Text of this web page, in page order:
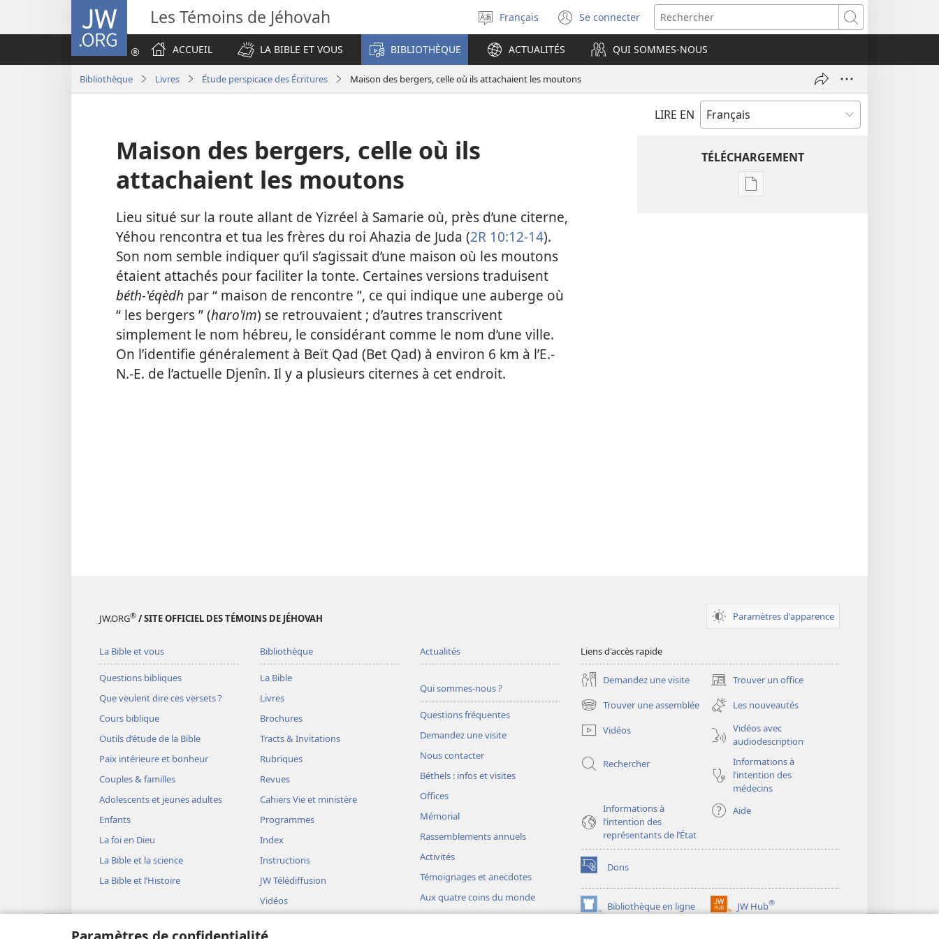
JW.ORG Les Témoins de Jéhovah
Sélectionner
la
langue
Français Se connecter
(ouvre
une
nouvelle
fenêtre)
Rechercher
ACCUEIL
LA BIBLE ET VOUS BIBLIOTHÈQUE ACTUALITÉS QUI SOMMES-NOUS
Bibliothèque Livres Étude perspicace des Écritures Maison des bergers, celle où ils attachaient les moutons
LIRE EN
Maison des bergers, celle où ils
attachaient les moutons
Lieu situé sur la route allant de Yizréel à Samarie où, près d’une citerne,
Yéhou rencontra et tua les frères du roi Ahazia de Juda (2R 10:12-14).
Son nom semble indiquer qu’il s’agissait d’une maison où les moutons
étaient attachés pour faciliter la tonte. Certaines versions traduisent
béth-ʽéqèdh par “ maison de rencontre ”, ce qui indique une auberge où
“ les bergers ” (haroʽim) se retrouvaient ; d’autres transcrivent
simplement le nom hébreu, le considérant comme le nom d’une ville.
On l’identifie généralement à Beït Qad (Bet Qad) à environ 6 km à l’E.-
N.-E. de l’actuelle Djenîn. Il y a plusieurs citernes à cet endroit.
TÉLÉCHARGEMENT
Options
JW.ORG® / SITE OFFICIEL DES TÉMOINS DE JÉHOVAH Paramètres d'apparence
La Bible et vous
Questions bibliques
Que veulent dire ces versets ?
Cours biblique
Outils d’étude de la Bible
Paix intérieure et bonheur
Couples & familles
Adolescents et jeunes adultes
Enfants
La foi en Dieu
La Bible et la science
La Bible et l’Histoire
Bibliothèque
La Bible
Livres
Brochures
Tracts & Invitations
Rubriques
Revues
Cahiers Vie et ministère
Programmes
Index
Instructions
JW Télédiffusion
Vidéos
Actualités
Qui sommes-nous ?
Questions fréquentes
Demandez une visite
Nous contacter
Béthels : infos et visites
Offices
Mémorial
Rassemblements annuels
Activités
Témoignages et anecdotes
Aux quatre coins du monde
Liens d'accès rapide
Demandez une visite Trouver un office
(ouvre
une
nouvelle
fenêtre)
Trouver une assemblée
(ouvre
une
nouvelle
Les nouveautés
Vidéos
Vidéos avec
audiodescription
Rechercher
Informations à
l’intention des
médecins
Informations à
l’intention des
représentants de l’État
Aide
Dons
(ouvre
une
nouvelle
fenêtre)
Bibliothèque en ligne
(ouvre
JW Hub®
(ouvre